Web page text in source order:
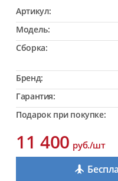
Артикул:
Модель:
Сборка:
Бренд:
Гарантия:
Подарок при покупке:
11 400руб./шт